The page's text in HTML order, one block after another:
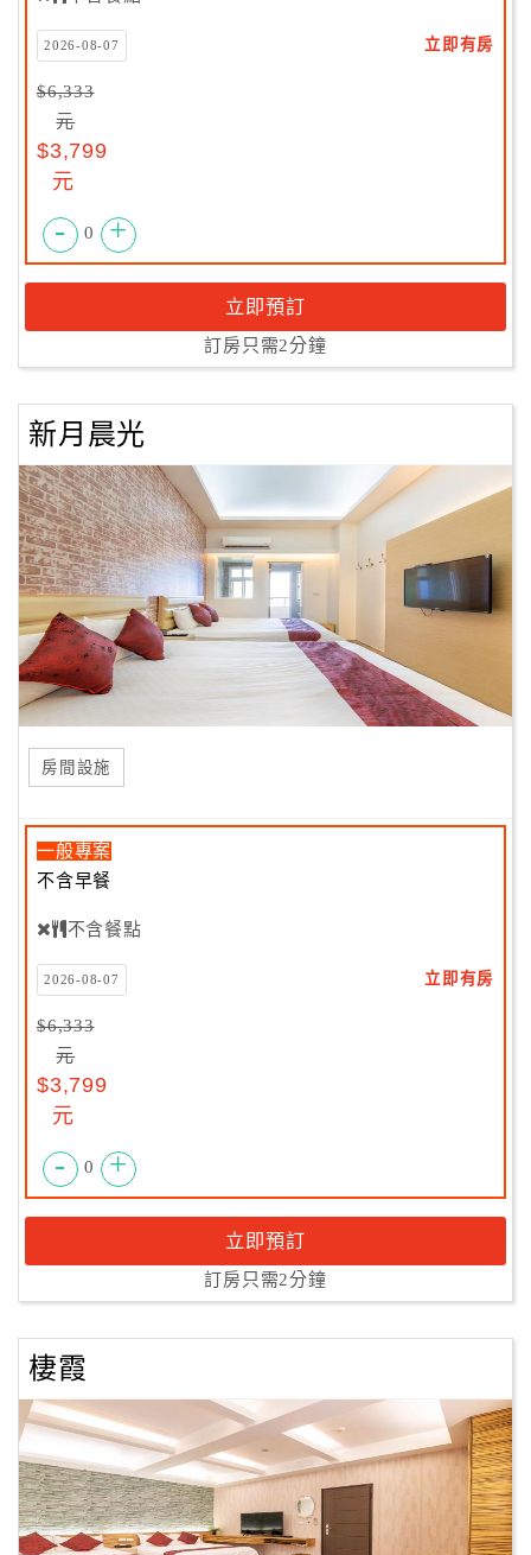
2026-08-07 立即有房
$6,333
元
$3,799
元
- 0 +
立即預訂
訂房只需2分鐘
新月晨光
房間設施
一般專案
不含早餐
不含餐點
2026-08-07 立即有房
$6,333
元
$3,799
元
- 0 +
立即預訂
訂房只需2分鐘
棲霞